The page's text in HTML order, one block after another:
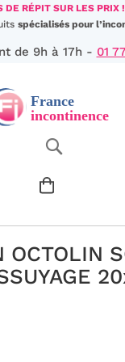
Aller
au
DE RÉPIT SUR LES PRIX !
spécialisés pour
de 9h à 17h - 01
OCTOLIN